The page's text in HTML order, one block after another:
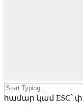
համար կամ ESC՝